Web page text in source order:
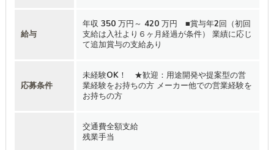
給与
年収 350 万円～ 420 万円 ■賞与年2回（初回
支給は入社より６ヶ月経過が条件） 業績に応じ
て追加賞与の支給あり
応募条件
未経験OK！ ★歓迎：用途開発や提案型の営
業経験をお持ちの方 メーカー他での営業経験を
お持ちの方
交通費全額支給
残業手当